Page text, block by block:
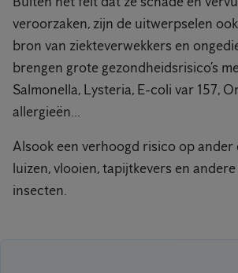
veroorzaken, zijn de uitwerpselen
bron van ziekteverwekkers en
brengen grote gezondheidsrisico’s
Salmonella, Lysteria, E-coli var 157,
allergieën...
Alsook een verhoogd risico op ander
luizen, vlooien, tapijtkevers en
insecten.